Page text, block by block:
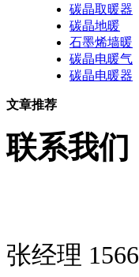
碳晶取暖器
碳晶地暖
石墨烯墙暖
碳晶电暖气
碳晶电暖器
文章推荐
联系我们
张经理